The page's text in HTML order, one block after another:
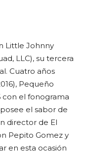
Little Johnny
LLC), su tercera
Cuatro años
Pequeño
el fonograma
el sabor de
director de El
Pepito Gomez y
en esta ocasión